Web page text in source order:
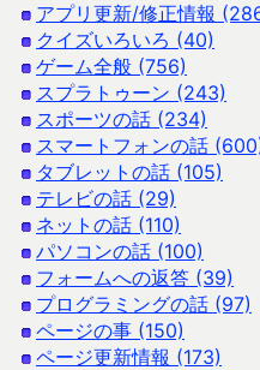
アプリ更新/修正情報
クイズいろいろ (40)
ゲーム全般 (756)
スプラトゥーン (243)
スポーツの話 (234)
スマートフォンの話
タブレットの話 (105)
テレビの話 (29)
ネットの話 (110)
パソコンの話 (100)
フォームへの返答 (39)
プログラミングの話 (97)
ページの事 (150)
ページ更新情報 (173)